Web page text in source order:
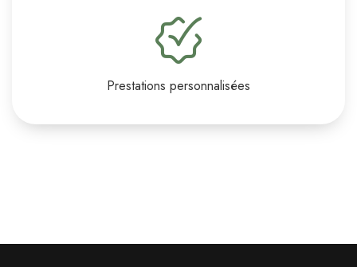
Prestations personnalisées